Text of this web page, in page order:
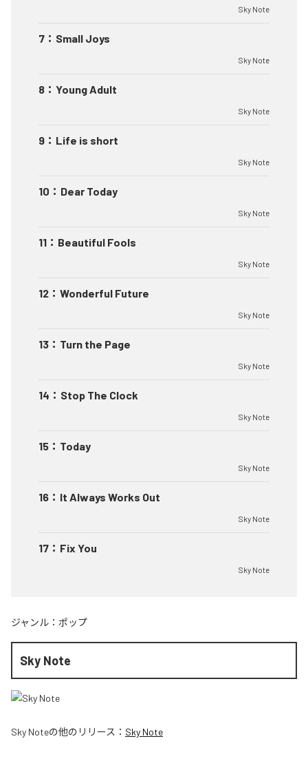
Sky Note
7 ： Small Joys
Sky Note
8 ： Young Adult
Sky Note
9 ： Life is short
Sky Note
10 ： Dear Today
Sky Note
11 ： Beautiful Fools
Sky Note
12 ： Wonderful Future
Sky Note
13 ： Turn the Page
Sky Note
14 ： Stop The Clock
Sky Note
15 ： Today
Sky Note
16 ： It Always Works Out
Sky Note
17 ： Fix You
Sky Note
ジャンル： ポップ
Sky Note
Sky Noteの他のリリース： Sky Note